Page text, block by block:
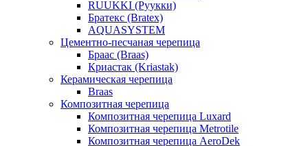
RUUKKI (Руукки)
Братекс (Bratex)
AQUASYSTEM
Цементно-песчаная черепица
Браас (Braas)
Криастак (Kriastak)
Керамическая черепица
Braas
Композитная черепица
Композитная черепица Luxard
Композитная черепица Metrotile
Композитная черепица AeroDek